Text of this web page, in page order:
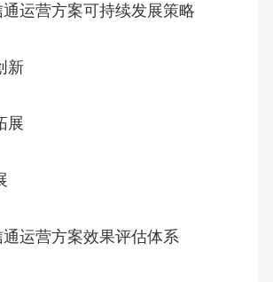
运营方案可持续发展策略
新
展
运营方案效果评估体系